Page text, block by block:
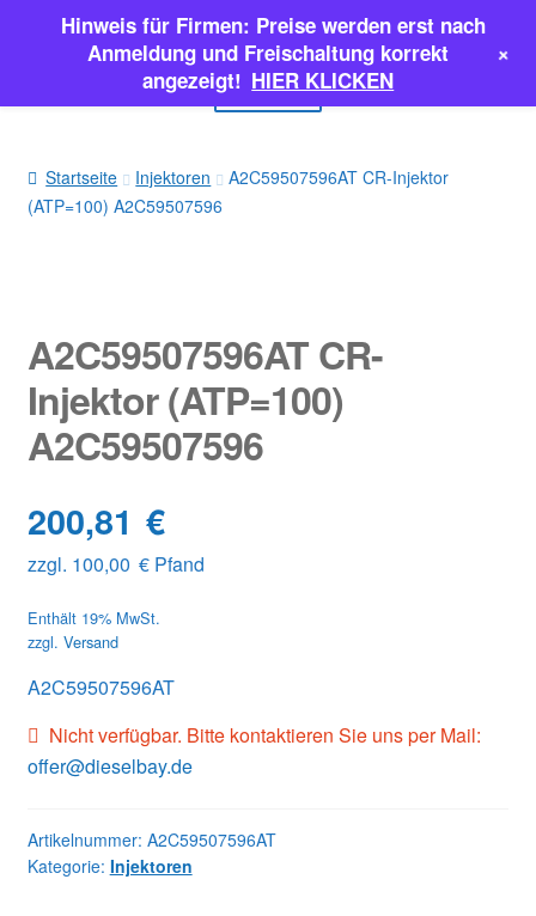
springen
springen
Menü
INJEKTOREN
Classic Parts
Startseite Injektoren
A2C59507596AT CR-Injektor
(ATP=100) A2C59507596
A2C59507596AT CR-
Injektor (ATP=100)
A2C59507596
200,81 €
zzgl. 100,00 €Pfand
Enthält 19% MwSt.
zzgl. Versand
A2C59507596AT
Nicht verfügbar. Bitte kontaktieren Sie uns per Mail:
offer@dieselbay.de
Artikelnummer: A2C59507596AT
Kategorie: Injektoren
Hinweis für Firmen: Preise werden erst nach
Anmeldung und Freischaltung korrekt
angezeigt! HIER KLICKEN
+